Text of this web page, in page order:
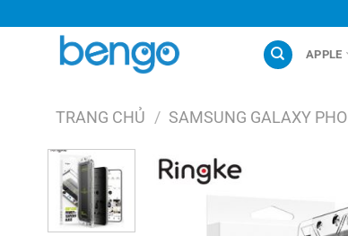
đến
APPLE
TRANG CHỦ / SAMSUNG GALAXY